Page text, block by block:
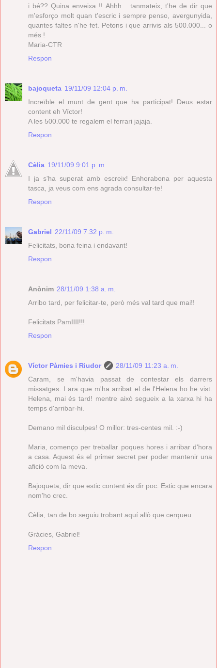
i bé?? Quina enveixa !! Ahhh... tanmateix, t'he de dir que
m'esforço molt quan t'escric i sempre penso, avergunyida,
quantes faltes n'he fet. Petons i que arrivis als 500.000... o
més !
Maria-CTR
Respon
bajoqueta 19/11/09 12:04 p. m.
Increïble el munt de gent que ha participat! Deus estar
content eh Víctor!
A les 500.000 te regalem el ferrari jajaja.
Respon
Cèlia 19/11/09 9:01 p. m.
I ja s'ha superat amb escreix! Enhorabona per aquesta
tasca, ja veus com ens agrada consultar-te!
Respon
Gabriel 22/11/09 7:32 p. m.
Felicitats, bona feina i endavant!
Respon
Anònim 28/11/09 1:38 a. m.
Arribo tard, per felicitar-te, però més val tard que mai!!
Felicitats PamIIII!!!
Respon
Víctor Pàmies i Riudor
28/11/09 11:23 a. m.
Caram, se m'havia passat de contestar els darrers
missatges. I ara que m'ha arribat el de l'Helena ho he vist.
Helena, mai és tard! mentre això segueix a la xarxa hi ha
temps d'arribar-hi.
Demano mil disculpes! O millor: tres-centes mil. :-)
Maria, començo per treballar poques hores i arribar d'hora
a casa. Aquest és el primer secret per poder mantenir una
afició com la meva.
Bajoqueta, dir que estic content és dir poc. Estic que encara
nom'ho crec.
Cèlia, tan de bo seguiu trobant aquí allò que cerqueu.
Gràcies, Gabriel!
Respon